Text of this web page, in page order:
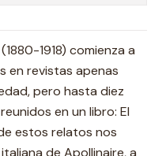
1918) comienza a
en revistas apenas
pero hasta diez
en un libro: El
estos relatos nos
de Apollinaire, a